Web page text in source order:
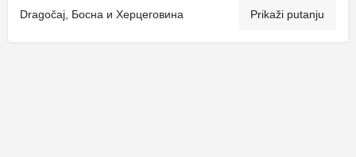
Dragočaj, Босна и Херцеговина Prikaži putanju